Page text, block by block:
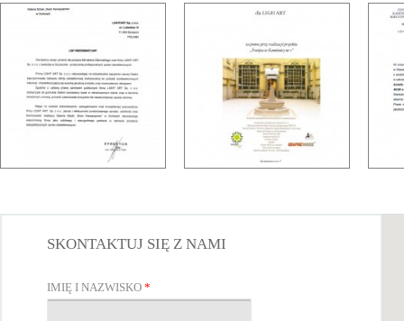
SKONTAKTUJ SIĘ Z NAMI
IMIĘ I NAZWISKO *